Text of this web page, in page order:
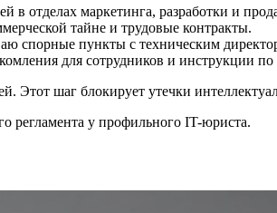
в отделах маркетинга, разработки и
тайне и трудовые контракты.
спорные пункты с техническим
для сотрудников и инструкции
Этот шаг блокирует утечки
регламента у профильного IT-юриста.